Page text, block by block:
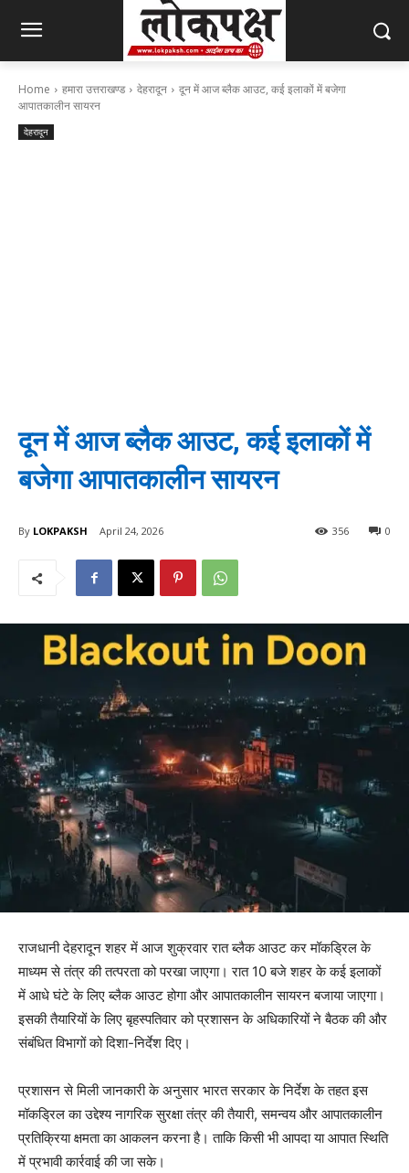
Home हमारा उत्तराखण्ड देहरादून
दून में आज ब्लैक आउट, कई इलाकों में बजेगा
आपातकालीन सायरन
देहरादून
दून में आज ब्लैक आउट, कई इलाकों में
बजेगा आपातकालीन सायरन
By LOKPAKSH April 24, 2026 0
356
राजधानी देहरादून शहर में आज शुक्रवार रात ब्लैक आउट कर मॉकड्रिल के
माध्यम से तंत्र की तत्परता को परखा जाएगा। रात 10 बजे शहर के कई इलाकों
में आधे घंटे के लिए ब्लैक आउट होगा और आपातकालीन सायरन बजाया जाएगा।
इसकी तैयारियों के लिए बृहस्पतिवार को प्रशासन के अधिकारियों ने बैठक की और
संबंधित विभागों को दिशा-निर्देश दिए।
प्रशासन से मिली जानकारी के अनुसार भारत सरकार के निर्देश के तहत इस
मॉकड्रिल का उद्देश्य नागरिक सुरक्षा तंत्र की तैयारी, समन्वय और आपातकालीन
प्रतिक्रिया क्षमता का आकलन करना है। ताकि किसी भी आपदा या आपात स्थिति
में प्रभावी कार्रवाई की जा सके।